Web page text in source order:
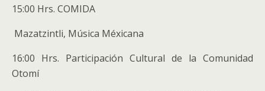
15:00 Hrs. COMIDA
Mazatzintli, Música Méxicana
16:00 Hrs. Participación Cultural de la Comunidad
Otomí